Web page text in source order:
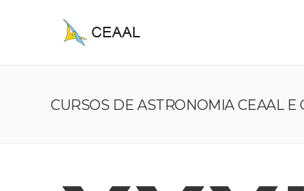
CURSOS DE ASTRONOMIA CEAAL E